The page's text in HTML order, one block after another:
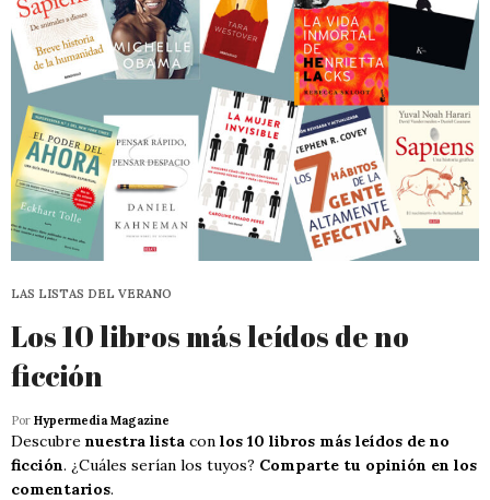
LAS LISTAS DEL VERANO
Los 10 libros más leídos de no
ficción
Por Hypermedia Magazine
Descubre nuestra lista con los 10 libros más leídos de no
ficción. ¿Cuáles serían los tuyos? Comparte tu opinión en los
comentarios.